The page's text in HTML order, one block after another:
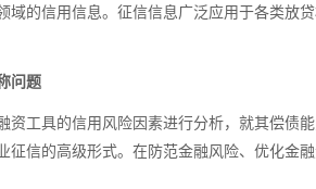
的信用信息。征信信息广泛应用于各类放
问题
工具的信用风险因素进行分析，就其偿债
信的高级形式。在防范金融风险、优化金